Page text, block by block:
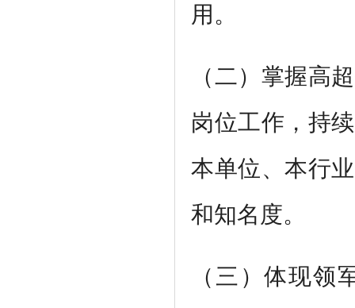
用。
（二）掌握高
岗位工作，持
本单位、本行
和知名度。
（三）体现领